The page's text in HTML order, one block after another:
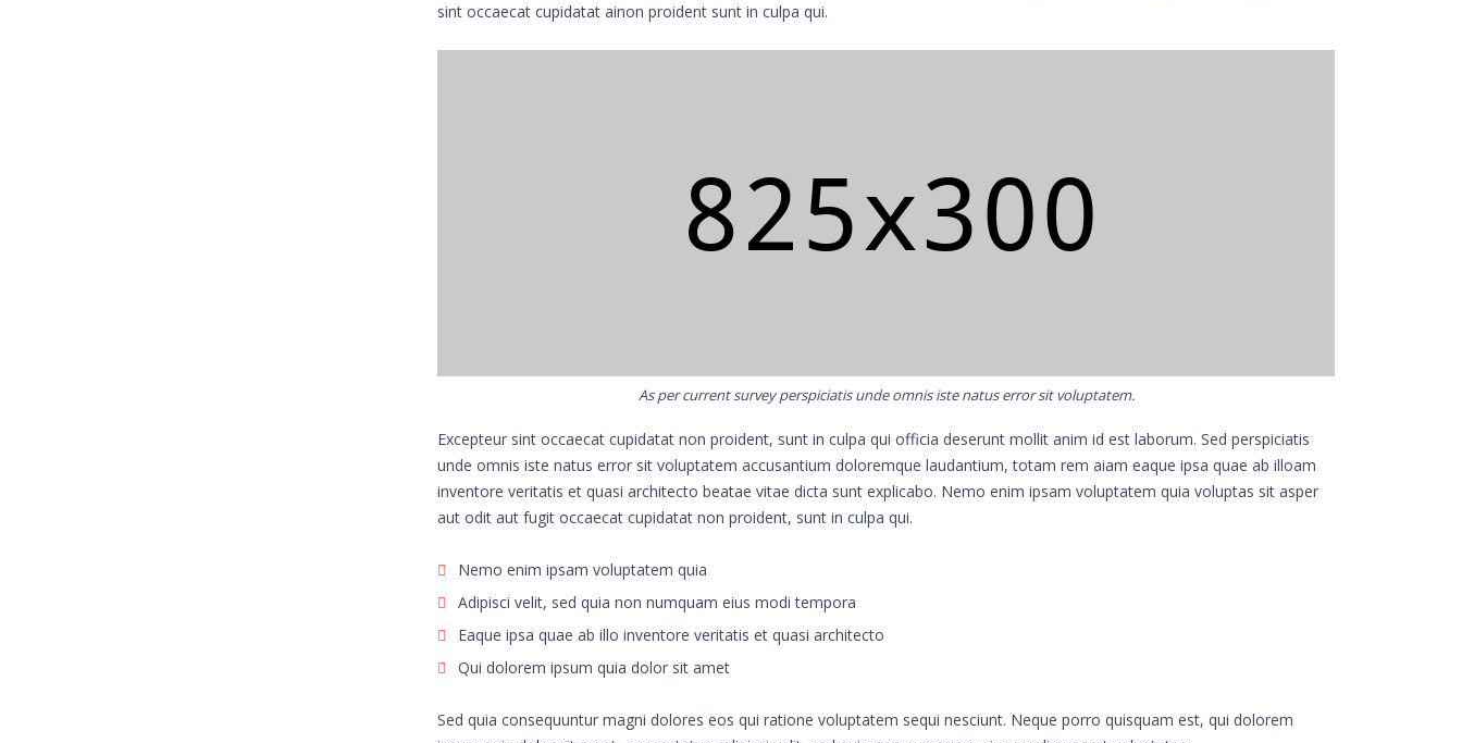
sint occaecat cupidatat ainon proident sunt in culpa qui.
As per current survey perspiciatis unde omnis iste natus error sit voluptatem.
Excepteur sint occaecat cupidatat non proident, sunt in culpa qui officia deserunt mollit anim id est laborum. Sed perspiciatis
unde omnis iste natus error sit voluptatem accusantium doloremque laudantium, totam rem aiam eaque ipsa quae ab illoam
inventore veritatis et quasi architecto beatae vitae dicta sunt explicabo. Nemo enim ipsam voluptatem quia voluptas sit asper
aut odit aut fugit occaecat cupidatat non proident, sunt in culpa qui.
Nemo enim ipsam voluptatem quia
Adipisci velit, sed quia non numquam eius modi tempora
Eaque ipsa quae ab illo inventore veritatis et quasi architecto
Qui dolorem ipsum quia dolor sit amet
Sed quia consequuntur magni dolores eos qui ratione voluptatem sequi nesciunt. Neque porro quisquam est, qui dolorem